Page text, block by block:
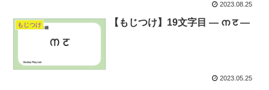
2023.08.25
もじつけ 【もじつけ】19文字目 ― ന ट ―
2023.05.25